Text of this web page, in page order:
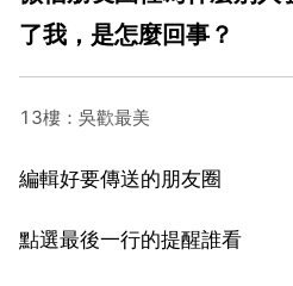
了我，是怎麼回事？
13樓：吳歡最美
編輯好要傳送的朋友圈
點選最後一行的提醒誰看